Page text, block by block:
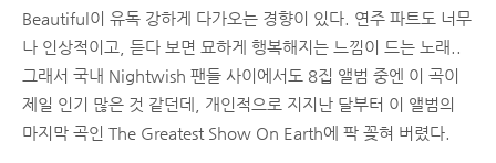
Beautiful이 유독 강하게 다가오는 경향이 있다. 연주 파트도 너무
나 인상적이고, 듣다 보면 묘하게 행복해지는 느낌이 드는 노래..
그래서 국내 Nightwish 팬들 사이에서도 8집 앨범 중엔 이 곡이
제일 인기 많은 것 같던데, 개인적으로 지지난 달부터 이 앨범의
마지막 곡인 The Greatest Show On Earth에 팍 꽂혀 버렸다.